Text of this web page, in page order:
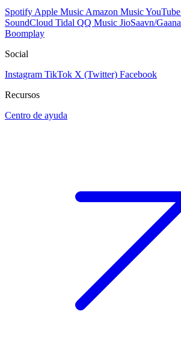
Spotify Apple Music Amazon MusicYouTube
SoundCloud Tidal QQ Music JioSaavn/Gaana
Boomplay
Social
Instagram TikTok X (Twitter) Facebook
Recursos
Centro de ayuda